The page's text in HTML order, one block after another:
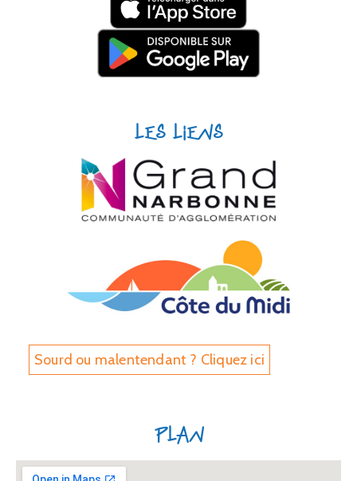
Les liens
Sourd ou malentendant ? Cliquez ici
Plan